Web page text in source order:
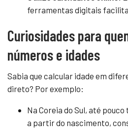
ferramentas digitais
Curiosidades para
números e idades
Sabia que calcular idade em
direto? Por exemplo:
Na Coreia do Sul, até
a partir do nascimento,